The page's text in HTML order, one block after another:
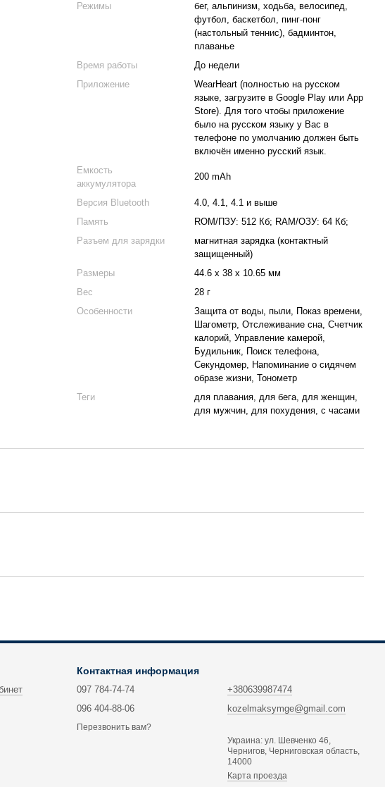
Режимы
бег, альпинизм, ходьба, велосипед,
футбол, баскетбол, пинг-понг
(настольный теннис), бадминтон,
плаванье
Время работы
До недели
Приложение
WearHeart (полностью на русском
языке, загрузите в Google Play или App
Store). Для того чтобы приложение
было на русском языку у Вас в
телефоне по умолчанию должен быть
включён именно русский язык.
Емкость
аккумулятора
200 mAh
Версия Bluetooth
4.0, 4.1, 4.1 и выше
Память
ROM/ПЗУ: 512 Кб; RAM/ОЗУ: 64 Кб;
Разъем для зарядки
магнитная зарядка (контактный
защищенный)
Размеры
44.6 x 38 x 10.65 мм
Вес
28 г
Особенности
Защита от воды, пыли, Показ времени,
Шагометр, Отслеживание сна, Счетчик
калорий, Управление камерой,
Будильник, Поиск телефона,
Секундомер, Напоминание о сидячем
образе жизни, Тонометр
Теги
для плавания, для бега, для женщин,
для мужчин, для похудения, с часами
Контактная информация
097 784-74-74
096 404-88-06
Перезвонить вам?
+380639987474
kozelmaksymge@gmail.com
Украина: ул. Шевченко 46,
Чернигов, Черниговская область,
14000
Карта проезда